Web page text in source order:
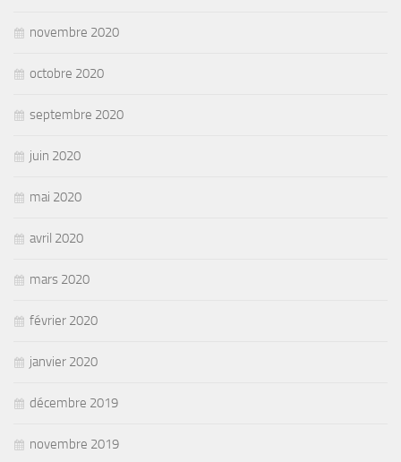
novembre 2020
octobre 2020
septembre 2020
juin 2020
mai 2020
avril 2020
mars 2020
février 2020
janvier 2020
décembre 2019
novembre 2019